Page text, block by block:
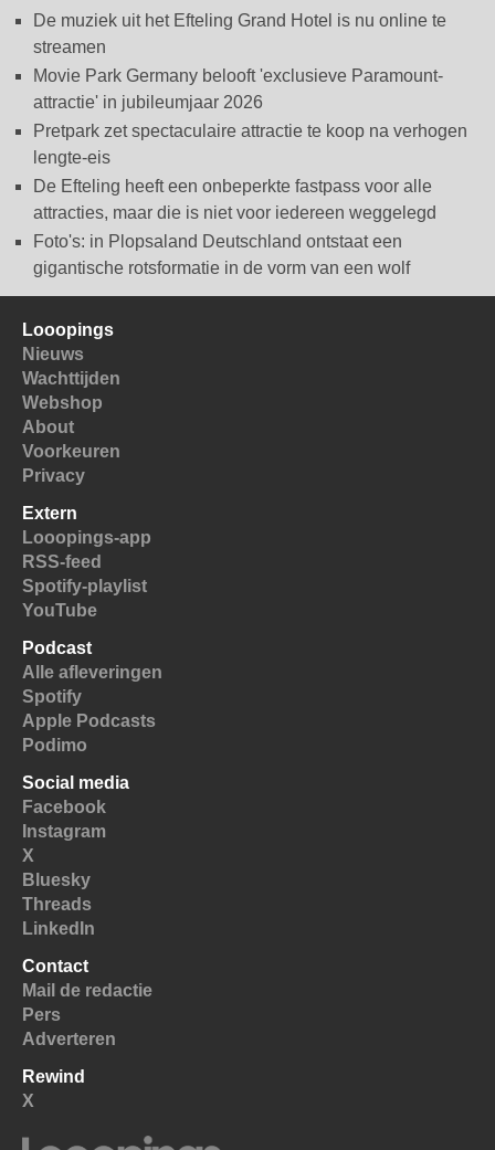
De muziek uit het Efteling Grand Hotel is nu online te
streamen
Movie Park Germany belooft 'exclusieve Paramount-
attractie' in jubileumjaar 2026
Pretpark zet spectaculaire attractie te koop na verhogen
lengte-eis
De Efteling heeft een onbeperkte fastpass voor alle
attracties, maar die is niet voor iedereen weggelegd
Foto's: in Plopsaland Deutschland ontstaat een
gigantische rotsformatie in de vorm van een wolf
Looopings
Nieuws
Wachttijden
Webshop
About
Voorkeuren
Privacy
Extern
Looopings-app
RSS-feed
Spotify-playlist
YouTube
Podcast
Alle afleveringen
Spotify
Apple Podcasts
Podimo
Social media
Facebook
Instagram
X
Bluesky
Threads
LinkedIn
Contact
Mail de redactie
Pers
Adverteren
Rewind
X